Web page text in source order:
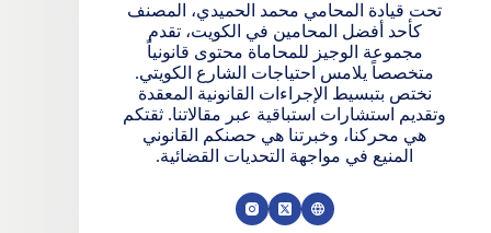
تحت قيادة المحامي محمد الحميدي، المصنف
كأحد أفضل المحامين في الكويت، تقدم
مجموعة الوجيز للمحاماة محتوى قانونياً
متخصصاً يلامس احتياجات الشارع الكويتي.
نختص بتبسيط الإجراءات القانونية المعقدة
وتقديم استشارات استباقية عبر مقالاتنا. ثقتكم
هي محركنا، وخبرتنا هي حصنكم القانوني
المنيع في مواجهة التحديات القضائية.